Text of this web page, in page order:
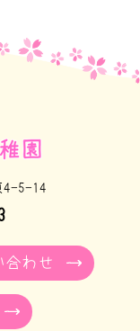
4-5-14
合わせ